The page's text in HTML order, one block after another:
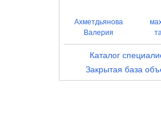
Ахметдьянова
Валерия
Каталог
Закрытая база